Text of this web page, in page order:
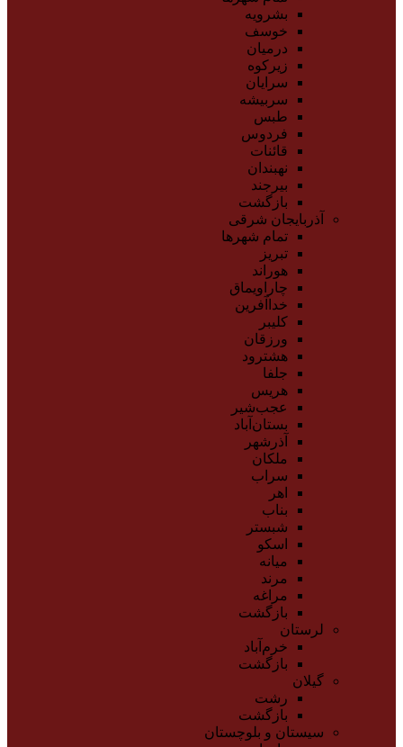
بشرویه
خوسف
درمیان
زیرکوه
سرایان
سربیشه
طبس
فردوس
قائنات
نهبندان
بیرجند
بازگشت
آذربایجان شرقی
تمام شهر‌ها
تبریز
هوراند
چاراویماق
خداآفرین
کلیبر
ورزقان
هشترود
جلفا
هریس
عجب‌شیر
بستان‌آباد
آذرشهر
ملکان
سراب
اهر
بناب
شبستر
اسکو
میانه
مرند
مراغه
بازگشت
لرستان
خرم‌آباد
بازگشت
گیلان
رشت
بازگشت
سیستان و بلوچستان